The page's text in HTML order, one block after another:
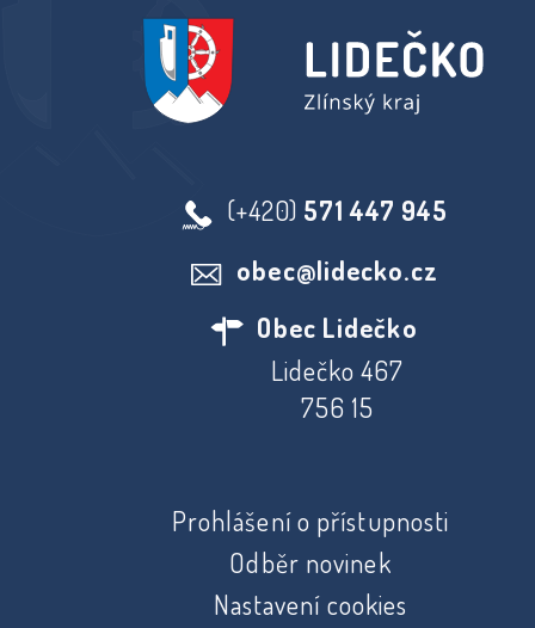
(+420) 571 447 945
obec@lidecko.cz
Obec Lidečko
Lidečko 467
756 15
Prohlášení o přístupnosti
Odběr novinek
Nastavení cookies